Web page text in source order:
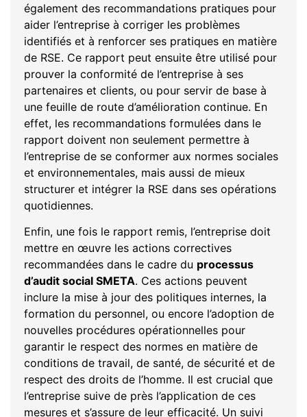
également des recommandations pratiques pour
aider l’entreprise à corriger les problèmes
identifiés et à renforcer ses pratiques en matière
de RSE. Ce rapport peut ensuite être utilisé pour
prouver la conformité de l’entreprise à ses
partenaires et clients, ou pour servir de base à
une feuille de route d’amélioration continue. En
effet, les recommandations formulées dans le
rapport doivent non seulement permettre à
l’entreprise de se conformer aux normes sociales
et environnementales, mais aussi de mieux
structurer et intégrer la RSE dans ses opérations
quotidiennes.
Enfin, une fois le rapport remis, l’entreprise doit
mettre en œuvre les actions correctives
recommandées dans le cadre du processus
d’audit social SMETA. Ces actions peuvent
inclure la mise à jour des politiques internes, la
formation du personnel, ou encore l’adoption de
nouvelles procédures opérationnelles pour
garantir le respect des normes en matière de
conditions de travail, de santé, de sécurité et de
respect des droits de l’homme. Il est crucial que
l’entreprise suive de près l’application de ces
mesures et s’assure de leur efficacité. Un suivi